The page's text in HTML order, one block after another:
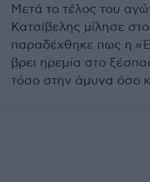
Μετά το τέλος του
Κατσίβελης μίλησε
παραδέχθηκε πως η
βρει ηρεμία στο
τόσο στην άμυνα όσο